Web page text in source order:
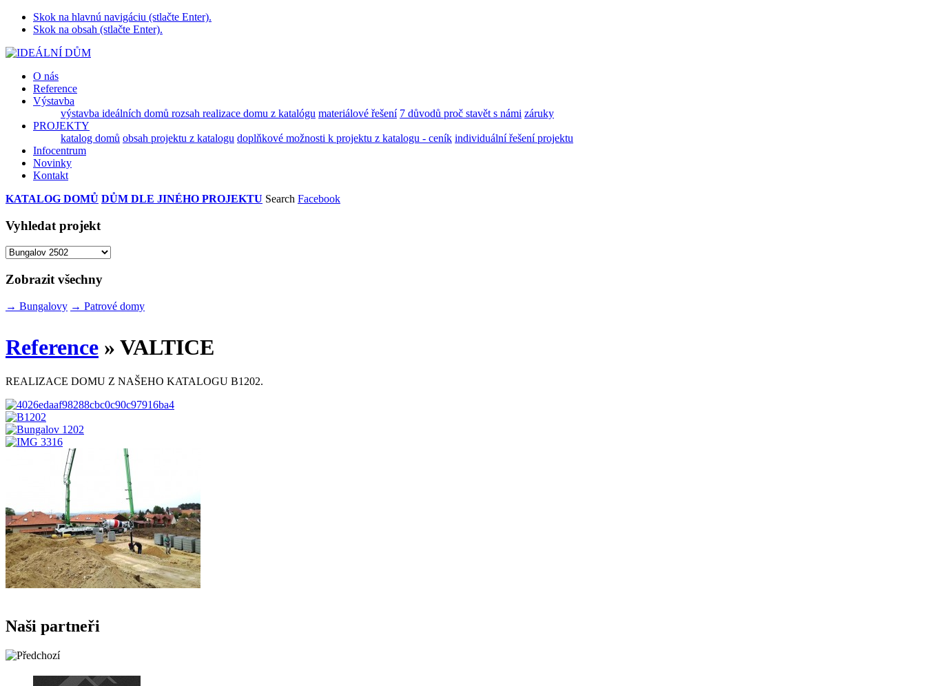
Skok na hlavnú navigáciu (stlačte Enter).
Skok na obsah (stlačte Enter).
O nás
Reference
Výstavba
výstavba ideálních domů rozsah realizace domu z katalógu materiálové řešení 7 důvodů proč stavět s námi záruky
PROJEKTY
katalog domů obsah projektu z katalogu doplňkové možnosti k projektu z katalogu - ceník individuální řešení projektu
Infocentrum
Novinky
Kontakt
KATALOG DOMŮ DŮM DLE JINÉHO PROJEKTU Search Facebook
Vyhledat projekt
Zobrazit všechny
→ Bungalovy → Patrové domy
Reference » VALTICE
REALIZACE DOMU Z NAŠEHO KATALOGU B1202.
Naši partneři